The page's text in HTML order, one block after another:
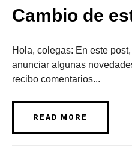
Cambio de
Hola, colegas: En este
anunciar algunas
recibo comentarios...
READ MORE